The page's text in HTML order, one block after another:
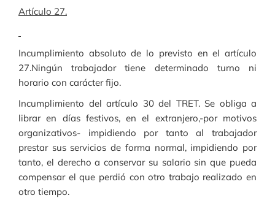
Artículo 27.
Incumplimiento absoluto de lo previsto en el artículo
27.Ningún trabajador tiene determinado turno ni
horario con carácter fijo.
Incumplimiento del artículo 30 del TRET. Se obliga a
librar en días festivos, en el extranjero,-por motivos
organizativos- impidiendo por tanto al trabajador
prestar sus servicios de forma normal, impidiendo por
tanto, el derecho a conservar su salario sin que pueda
compensar el que perdió con otro trabajo realizado en
otro tiempo.